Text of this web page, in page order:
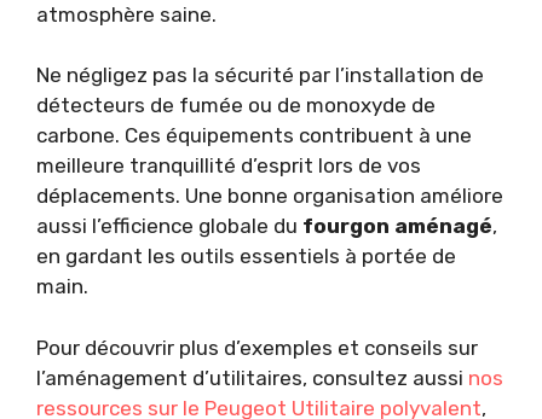
atmosphère saine.
Ne négligez pas la sécurité par l’installation de
détecteurs de fumée ou de monoxyde de
carbone. Ces équipements contribuent à une
meilleure tranquillité d’esprit lors de vos
déplacements. Une bonne organisation améliore
aussi l’efficience globale du fourgon aménagé,
en gardant les outils essentiels à portée de
main.
Pour découvrir plus d’exemples et conseils sur
l’aménagement d’utilitaires, consultez aussi nos
ressources sur le Peugeot Utilitaire polyvalent,